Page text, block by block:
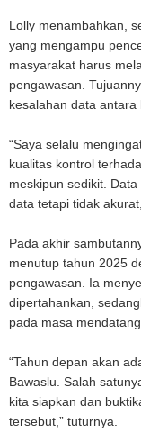
Lolly menambahkan,
yang mengampu
masyarakat harus
pengawasan.
kesalahan data
“Saya selalu
kualitas kontrol
meskipun sedikit.
data tetapi tidak
Pada akhir
menutup tahun 2025
pengawasan. Ia
dipertahankan,
pada masa
“Tahun depan akan
Bawaslu. Salah
kita siapkan dan
tersebut,” tuturnya.